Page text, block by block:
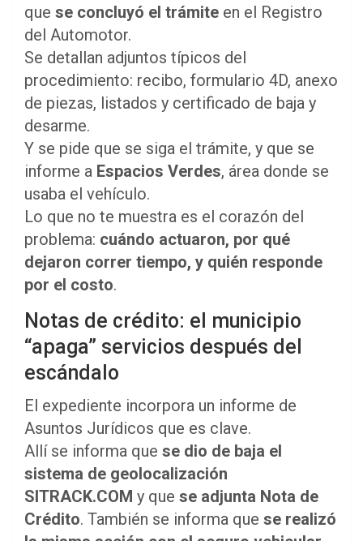
que se concluyó el trámite en el Registro
del Automotor.
Se detallan adjuntos típicos del
procedimiento: recibo, formulario 4D, anexo
de piezas, listados y certificado de baja y
desarme.
Y se pide que se siga el trámite, y que se
informe a Espacios Verdes, área donde se
usaba el vehículo.
Lo que no te muestra es el corazón del
problema: cuándo actuaron, por qué
dejaron correr tiempo, y quién responde
por el costo.
Notas de crédito: el municipio
“apaga” servicios después del
escándalo
El expediente incorpora un informe de
Asuntos Jurídicos que es clave.
Allí se informa que se dio de baja el
sistema de geolocalización
SITRACK.COM y que se adjunta Nota de
Crédito. También se informa que se realizó